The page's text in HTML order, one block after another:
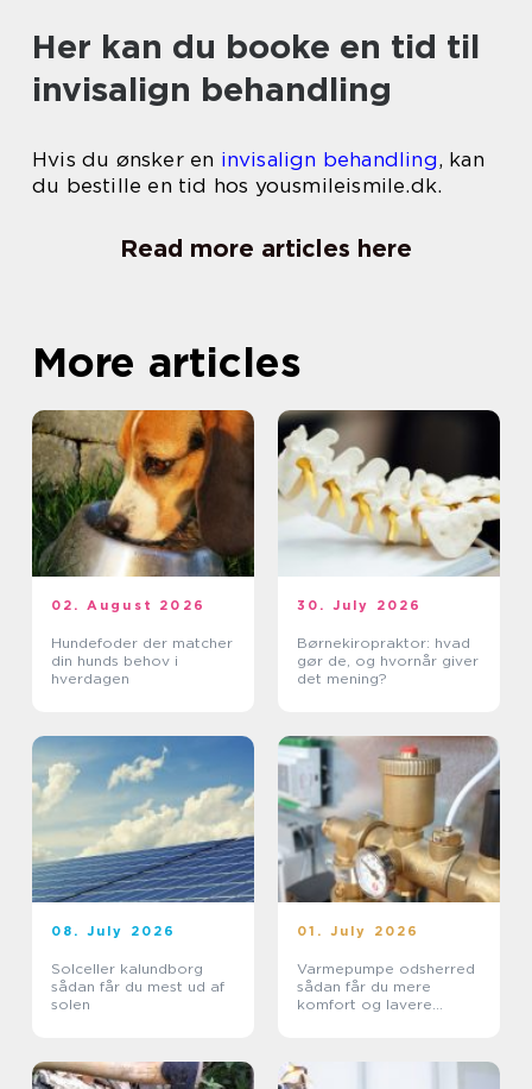
Her kan du booke en tid til
invisalign behandling
Hvis du ønsker en invisalign behandling, kan
du bestille en tid hos yousmileismile.dk.
Read more articles here
More articles
02. August 2026
Hundefoder der matcher
din hunds behov i
hverdagen
30. July 2026
Børnekiropraktor: hvad
gør de, og hvornår giver
det mening?
08. July 2026
Solceller kalundborg
sådan får du mest ud af
solen
01. July 2026
Varmepumpe odsherred
sådan får du mere
komfort og lavere